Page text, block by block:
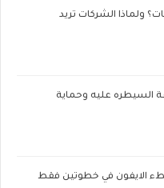
ولماذا الشركات تريد
السيطره عليه وحماية
الايفون في خطوتين فقط